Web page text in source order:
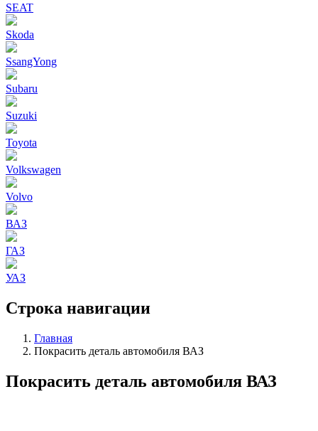
SEAT
Skoda
SsangYong
Subaru
Suzuki
Toyota
Volkswagen
Volvo
ВАЗ
ГАЗ
УАЗ
Строка навигации
Главная
Покрасить деталь автомобиля ВАЗ
Покрасить деталь автомобиля ВАЗ